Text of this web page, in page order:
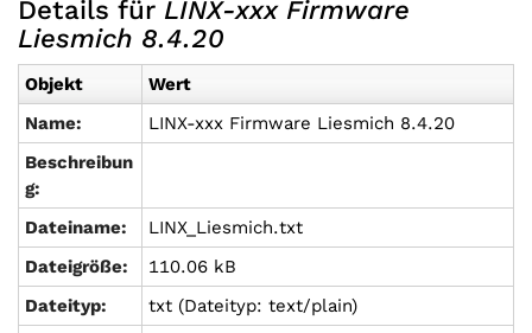
Details für LINX-xxx Firmware
Liesmich 8.4.20
Objekt
Wert
Name:
LINX-xxx Firmware Liesmich 8.4.20
Beschreibun
g:
Dateiname:
LINX_Liesmich.txt
Dateigröße:
110.06 kB
Dateityp:
txt (Dateityp: text/plain)